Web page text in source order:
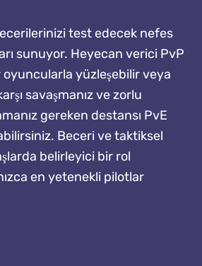
test edecek nefes
sunuyor. Heyecan verici PvP
oyuncularla yüzleşebilir veya
savaşmanız ve zorlu
gereken destansı PvE
Beceri ve taktiksel
belirleyici bir rol
en yetenekli pilotlar